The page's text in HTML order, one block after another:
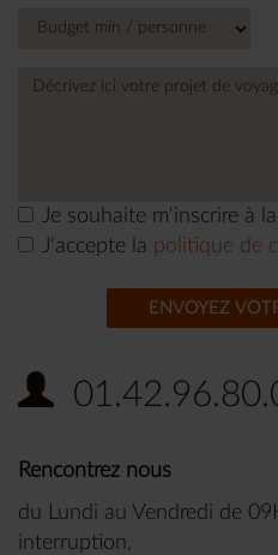
Je souhaite m'inscrire à
J'accepte la politique de
ENVOYEZ
Rencontrez nous
du Lundi au Vendredi de
interruption,